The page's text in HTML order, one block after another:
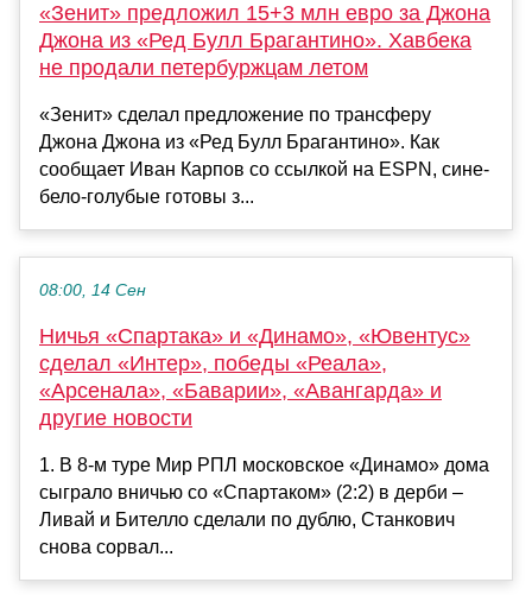
«Зенит» предложил 15+3 млн евро за Джона
Джона из «Ред Булл Брагантино». Хавбека
не продали петербуржцам летом
«Зенит» сделал предложение по трансферу
Джона Джона из «Ред Булл Брагантино». Как
сообщает Иван Карпов со ссылкой на ESPN, сине-
бело-голубые готовы з...
08:00, 14 Сен
Ничья «Спартака» и «Динамо», «Ювентус»
сделал «Интер», победы «Реала»,
«Арсенала», «Баварии», «Авангарда» и
другие новости
1. В 8-м туре Мир РПЛ московское «Динамо» дома
сыграло вничью со «Спартаком» (2:2) в дерби –
Ливай и Бителло сделали по дублю, Станкович
снова сорвал...